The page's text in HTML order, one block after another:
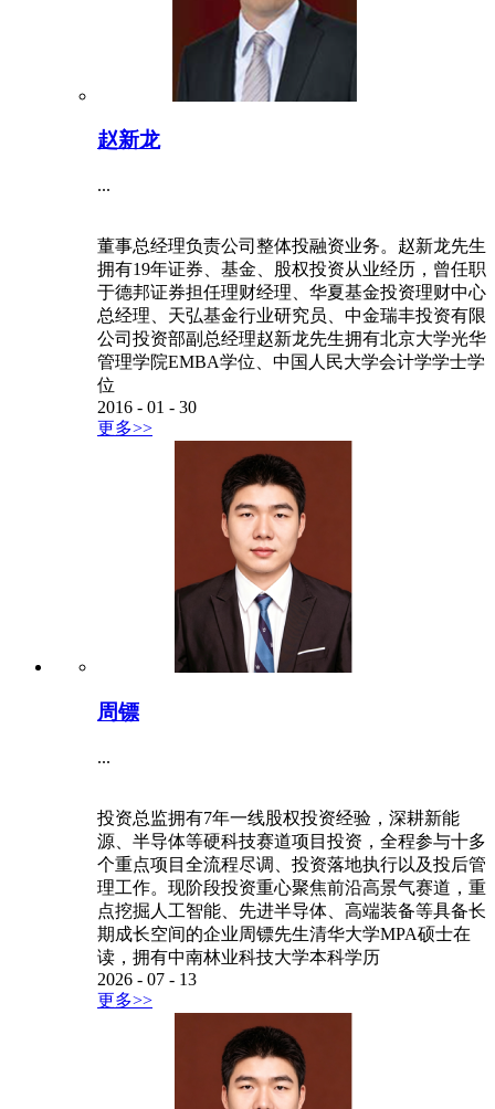
赵新龙
...
董事总经理负责公司整体投融资业务。赵新龙先生
拥有19年证券、基金、股权投资从业经历，曾任职
于德邦证券担任理财经理、华夏基金投资理财中心
总经理、天弘基金行业研究员、中金瑞丰投资有限
公司投资部副总经理赵新龙先生拥有北京大学光华
管理学院EMBA学位、中国人民大学会计学学士学
位
2016 - 01 - 30
更多>>
周镖
...
投资总监拥有7年一线股权投资经验，深耕新能
源、半导体等硬科技赛道项目投资，全程参与十多
个重点项目全流程尽调、投资落地执行以及投后管
理工作。现阶段投资重心聚焦前沿高景气赛道，重
点挖掘人工智能、先进半导体、高端装备等具备长
期成长空间的企业周镖先生清华大学MPA硕士在
读，拥有中南林业科技大学本科学历
2026 - 07 - 13
更多>>